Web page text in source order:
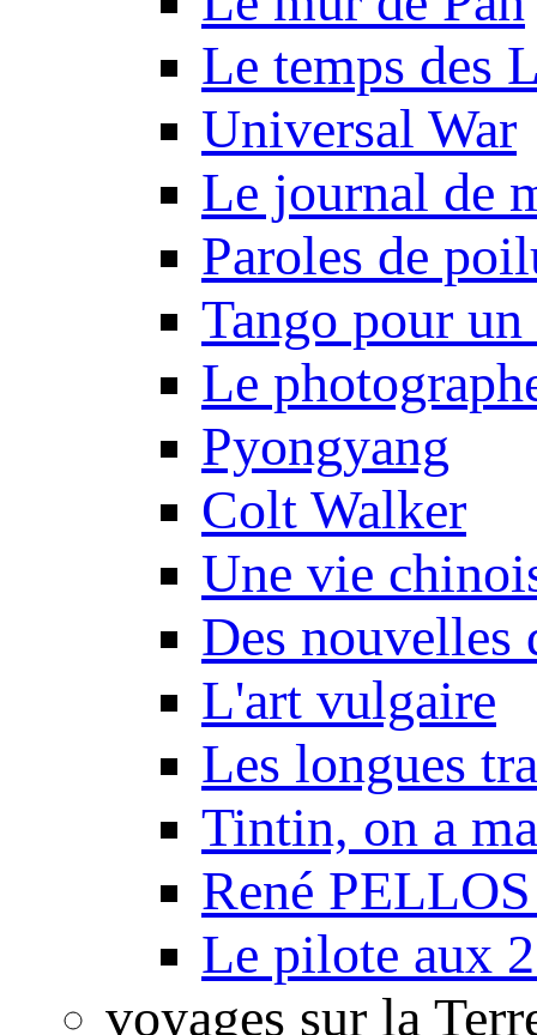
Le temps des
Universal War
Le journal de
Paroles de
Tango pour
Le
Pyongyang
Colt Walker
Une vie
Des nouvelles
L'art vulgaire
Les longues
Tintin, on a
René
Le pilote aux
voyages sur la